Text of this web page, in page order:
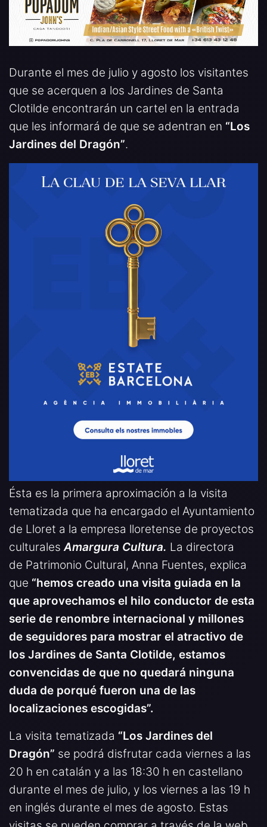
Durante el mes de julio y agosto los visitantes
que se acerquen a los Jardines de Santa
Clotilde encontrarán un cartel en la entrada
que les informará de que se adentran en “Los
Jardines del Dragón”.
Ésta es la primera aproximación a la visita
tematizada que ha encargado el Ayuntamiento
de Lloret a la empresa lloretense de proyectos
culturalesAmargura Cultura. La directora
de Patrimonio Cultural, Anna Fuentes, explica
que “hemos creado una visita guiada en la
que aprovechamos el hilo conductor de esta
serie de renombre internacional y millones
de seguidores para mostrar el atractivo de
los Jardines de Santa Clotilde, estamos
convencidas de que no quedará ninguna
duda de porqué fueron una de las
localizaciones escogidas”.
La visita tematizada “Los Jardines del
Dragón” se podrá disfrutar cada viernes a las
20 h en catalán y a las 18:30 h en castellano
durante el mes de julio, y los viernes a las 19 h
en inglés durante el mes de agosto. Estas